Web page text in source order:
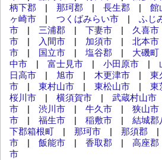
柄下郡 | 那珂郡 | 長生郡 | 館
ヶ崎市 | つくばみらい市 | ふじ
市 | 三浦郡 | 下妻市 | 久喜市
市 | 入間市 | 加須市 | 北本市
市 | 国立市 | 塩谷郡 | 大磯町
中市 | 富士見市 | 小田原市 |
日高市 | 旭市 | 木更津市 | 東
市 | 東村山市 | 東松山市 | 東
桜川市 | 横須賀市 | 武蔵村山市
市 | 渋川市 | 牛久市 | 狭山市
市 | 福生市 | 稲敷市 | 結城郡
下郡箱根町 | 那珂市 | 那須郡
市 | 飯能市 | 香取郡 | 高座郡
市